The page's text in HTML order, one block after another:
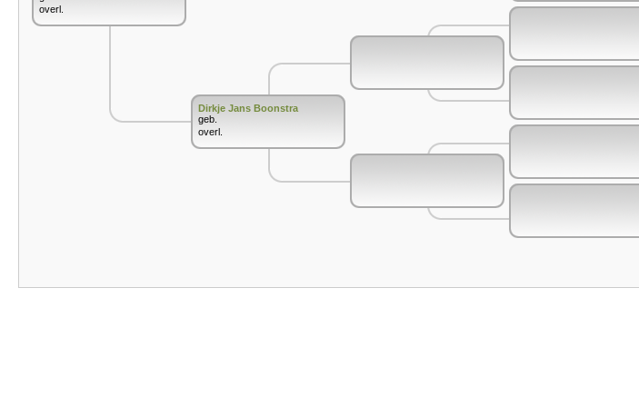
overl.
Dirkje Jans Boonstra
geb.
overl.